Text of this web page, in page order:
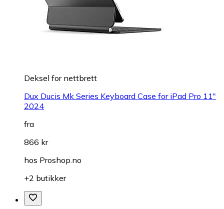
Deksel for nettbrett
Dux Ducis Mk Series Keyboard Case for iPad Pro 11"
2024
fra
866 kr
hos Proshop.no
+2 butikker